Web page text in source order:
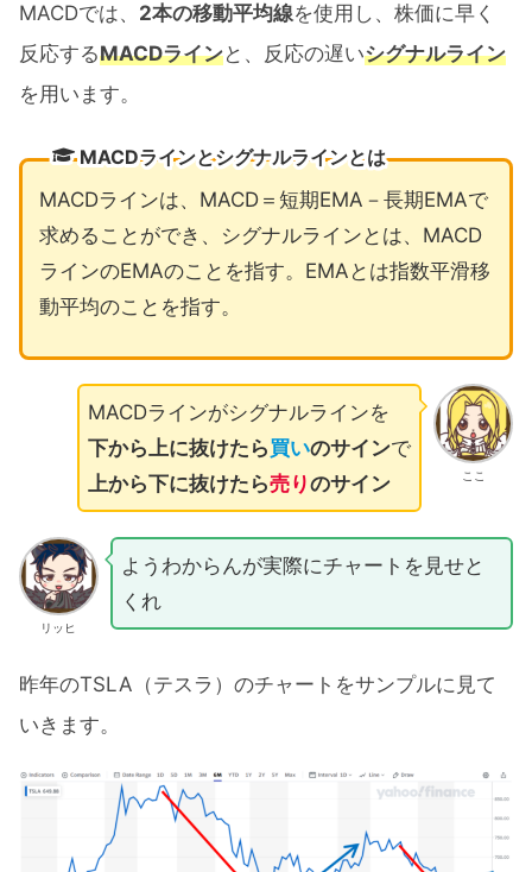
MACDでは、 2本の移動平均線を使用し、株価に早く
反応するMACDラインと、反応の遅いシグナルライン
を用います。
MACDラインとシグナルラインとは
MACDラインは、MACD＝短期EMA－長期EMAで
求めることができ、シグナルラインとは、MACD
ラインのEMAのことを指す。EMAとは指数平滑移
動平均のことを指す。
ここ
MACDラインがシグナルラインを
下から上に抜けたら買いのサインで
上から下に抜けたら売りのサイン
リッヒ
ようわからんが実際にチャートを見せと
くれ
昨年のTSLA（テスラ）のチャートをサンプルに見て
いきます。